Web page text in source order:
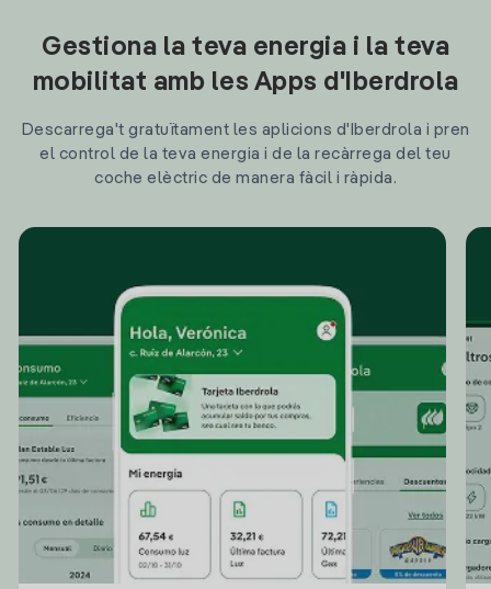
Gestiona la teva energia i la teva
mobilitat amb les Apps d'Iberdrola
Descarrega't gratuïtament les aplicions d'Iberdrola i pren
el control de la teva energia i de la recàrrega del teu
coche elèctric de manera fàcil i ràpida.